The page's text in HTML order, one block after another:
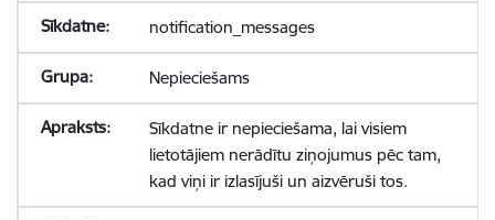
notification_messages
Nepieciešams
Sīkdatne ir nepieciešama, lai visiem
lietotājiem nerādītu ziņojumus pēc tam,
kad viņi ir izlasījuši un aizvēruši tos.